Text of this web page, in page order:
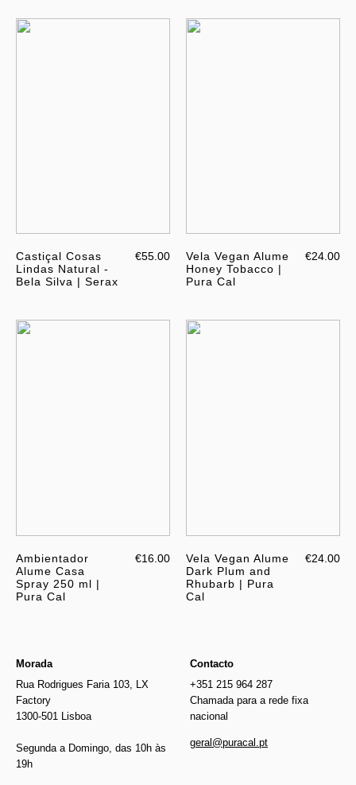
Castiçal Cosas
Lindas Natural -
Bela Silva | Serax
€55.00
Vela Vegan Alume
Honey Tobacco |
Pura Cal
€24.00
Ambientador
Alume Casa
Spray 250 ml |
Pura Cal
€16.00
Vela Vegan Alume
Dark Plum and
Rhubarb | Pura
Cal
€24.00
Morada
Rua Rodrigues Faria 103, LX
Factory
1300-501 Lisboa
Segunda a Domingo, das 10h às
19h
Contacto
+351 215 964 287
Chamada para a rede fixa
nacional
geral@puracal.pt